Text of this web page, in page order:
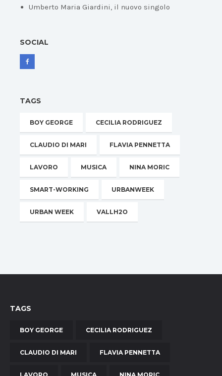
Umberto Maria Giardini, il nuovo singolo
SOCIAL
TAGS
BOY GEORGE CECILIA RODRIGUEZ
CLAUDIO DI MARI FLAVIA PENNETTA
LAVORO MUSICA NINA MORIC
SMART-WORKING URBANWEEK
URBAN WEEK VALLH2O
TAGS
BOY GEORGE CECILIA RODRIGUEZ
CLAUDIO DI MARI FLAVIA PENNETTA